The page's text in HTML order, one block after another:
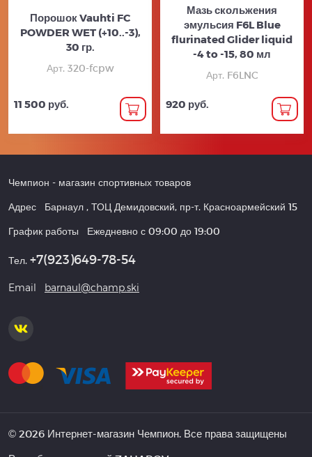
Порошок Vauhti FC
POWDER WET (+10..-3),
30 гр.
Арт. 320-fcpw
11 500 руб.
Мазь скольжения
эмульсия F6L Blue
flurinated Glider liquid
-4 to -15, 80 мл
Арт. F6LNC
920 руб.
Чемпион - магазин спортивных товаров
Адрес Барнаул , ТОЦ Демидовский, пр-т. Красноармейский 15
График работы Ежедневно с 09:00 до 19:00
Тел. +7(923)649-78-54
Email barnaul@champ.ski
© 2026 Интернет-магазин Чемпион. Все права защищены